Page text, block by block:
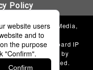
Policy
& Billboard Media,
of Billboard IP
and content used by
All Rights Reserved.